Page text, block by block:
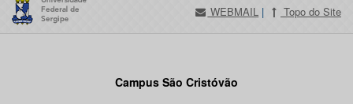
WEBMAIL | Topo do Site
Campus São Cristóvão